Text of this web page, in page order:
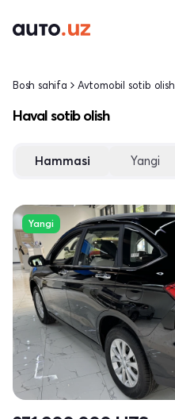
Bosh sahifa Avtomobil sotib olish
Haval sotib olish
Hammasi Yangi
Yangi